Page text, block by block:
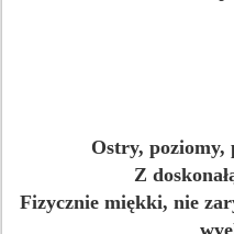
Ostry, poziomy,
Z
Fizycznie miękki, nie